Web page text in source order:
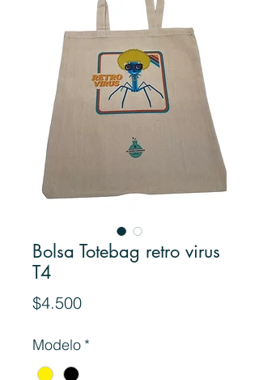
Bolsa Totebag retro virus
T4
$4.500Precio
Modelo *